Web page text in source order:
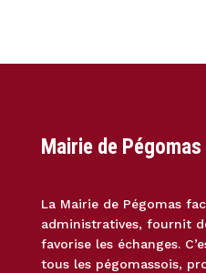
Mairie de Pégomas
La Mairie de Pégomas
administratives, fournit
favorise les échanges.
tous les pégomassois,